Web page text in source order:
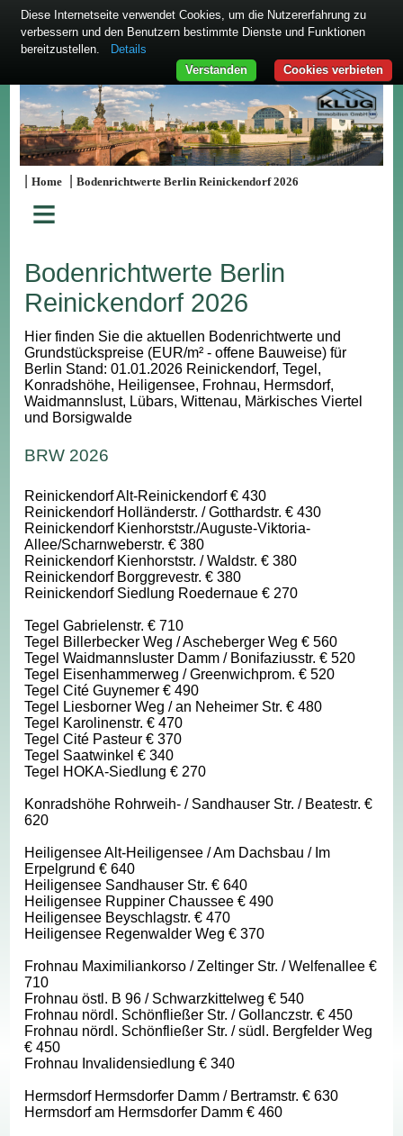
|Home |Bodenrichtwerte Berlin Reinickendorf 2026
≡
Bodenrichtwerte Berlin
Reinickendorf 2026
Hier finden Sie die aktuellen Bodenrichtwerte und
Grundstückspreise (EUR/m² - offene Bauweise) für
Berlin Stand: 01.01.2026 Reinickendorf, Tegel,
Konradshöhe, Heiligensee, Frohnau, Hermsdorf,
Waidmannslust, Lübars, Wittenau, Märkisches Viertel
und Borsigwalde
BRW 2026
Reinickendorf Alt-Reinickendorf € 430
Reinickendorf Holländerstr. / Gotthardstr. € 430
Reinickendorf Kienhorststr./Auguste-Viktoria-
Allee/Scharnweberstr. € 380
Reinickendorf Kienhorststr. / Waldstr. € 380
Reinickendorf Borggrevestr. € 380
Reinickendorf Siedlung Roedernaue € 270
Tegel Gabrielenstr. € 710
Tegel Billerbecker Weg / Ascheberger Weg € 560
Tegel Waidmannsluster Damm / Bonifaziusstr. € 520
Tegel Eisenhammerweg / Greenwichprom. € 520
Tegel Cité Guynemer € 490
Tegel Liesborner Weg / an Neheimer Str. € 480
Tegel Karolinenstr. € 470
Tegel Cité Pasteur € 370
Tegel Saatwinkel € 340
Tegel HOKA-Siedlung € 270
Konradshöhe Rohrweih- / Sandhauser Str. / Beatestr. €
620
Heiligensee Alt-Heiligensee / Am Dachsbau / Im
Erpelgrund € 640
Heiligensee Sandhauser Str. € 640
Heiligensee Ruppiner Chaussee € 490
Heiligensee Beyschlagstr. € 470
Heiligensee Regenwalder Weg € 370
Frohnau Maximiliankorso / Zeltinger Str. / Welfenallee €
710
Frohnau östl. B 96 / Schwarzkittelweg € 540
Frohnau nördl. Schönfließer Str. / Gollanczstr. € 450
Frohnau nördl. Schönfließer Str. / südl. Bergfelder Weg
€ 450
Frohnau Invalidensiedlung € 340
Hermsdorf Hermsdorfer Damm / Bertramstr. € 630
Hermsdorf am Hermsdorfer Damm € 460
Diese Internetseite verwendet Cookies, um die Nutzererfahrung zu
verbessern und den Benutzern bestimmte Dienste und Funktionen
bereitzustellen.
Details
Cookies verbieten
Verstanden